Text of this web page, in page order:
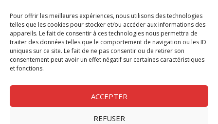
Pour offrir les meilleures expériences, nous utilisons des technologies
telles que les cookies pour stocker et/ou accéder aux informations des
appareils. Le fait de consentir à ces technologies nous permettra de
traiter des données telles que le comportement de navigation ou les ID
uniques sur ce site. Le fait de ne pas consentir ou de retirer son
consentement peut avoir un effet négatif sur certaines caractéristiques
et fonctions.
ACCEPTER
REFUSER
Chèque Compta
Chèque Emploi Spectacle
G-Pods
Profession Audio-visuel